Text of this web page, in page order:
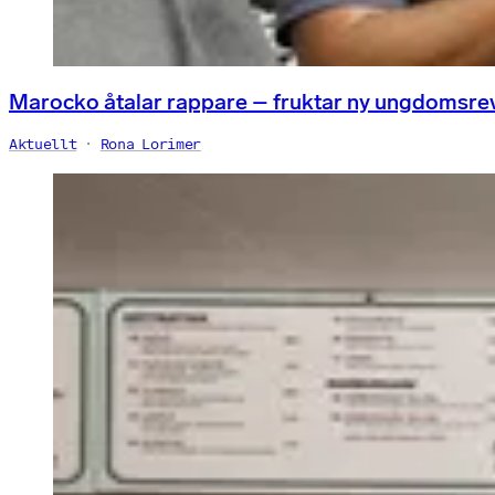
Marocko åtalar rappare – fruktar ny
Aktuellt Rona Lorimer